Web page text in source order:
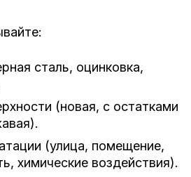
сталь, оцинковка,
(новая, с остатками
(улица, помещение,
химические воздействия).